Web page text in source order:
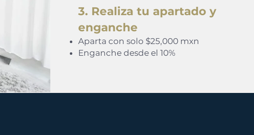
3. Realiza tu apartado y
enganche
Aparta con solo $25,000 mxn
Enganche desde el 10%